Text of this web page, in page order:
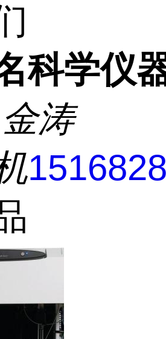
科学仪
金涛